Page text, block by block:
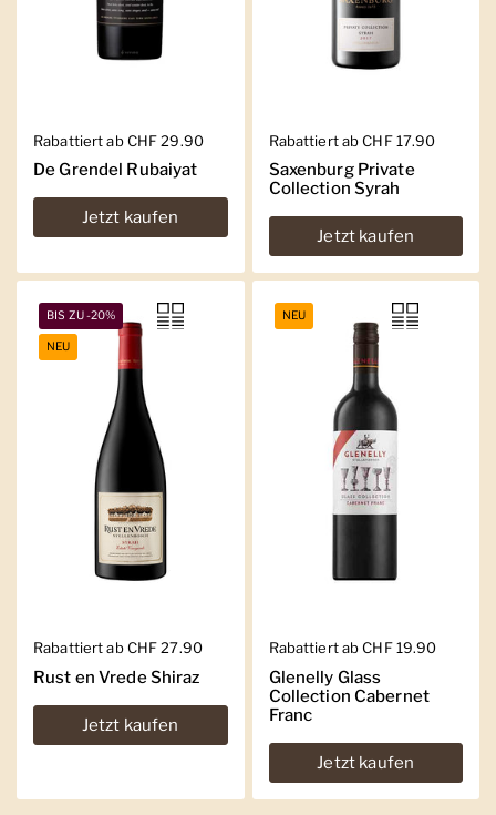
Regulärer Preis
Rabattiert ab CHF 29.90
De Grendel Rubaiyat
Jetzt kaufen
Regulärer Preis
Rabattiert ab CHF 17.90
Saxenburg Private
Collection Syrah
Jetzt kaufen
Regulärer Preis
Rabattiert ab CHF 27.90
Rust en Vrede Shiraz
Jetzt kaufen
BIS ZU -20%
NEU
Regulärer Preis
Rabattiert ab CHF 19.90
Glenelly Glass
Collection Cabernet
Franc
Jetzt kaufen
NEU